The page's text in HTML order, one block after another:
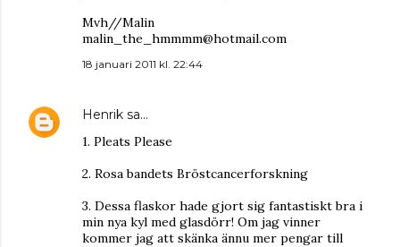
Mvh//Malin
malin_the_hmmmm@hotmail.com
18 januari 2011 kl. 22:44
Henrik sa…
1. Pleats Please
2. Rosa bandets Bröstcancerforskning
3. Dessa flaskor hade gjort sig fantastiskt bra i
min nya kyl med glasdörr! Om jag vinner
kommer jag att skänka ännu mer pengar till